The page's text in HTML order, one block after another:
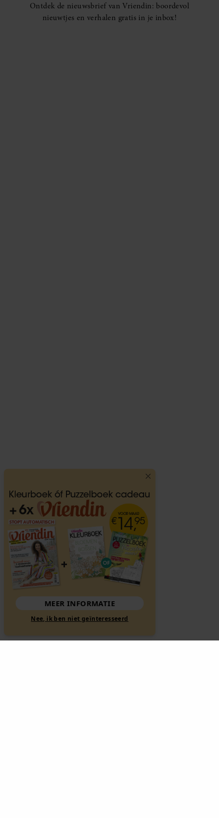
Ontdek de nieuwsbrief van Vriendin: boordevol
nieuwtjes en verhalen gratis in je inbox!
MEER INFORMATIE
Nee, ik ben niet geïnteresseerd